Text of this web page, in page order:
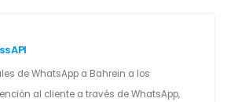
API
de WhatsApp a Bahrein a los
al cliente a través de WhatsApp,